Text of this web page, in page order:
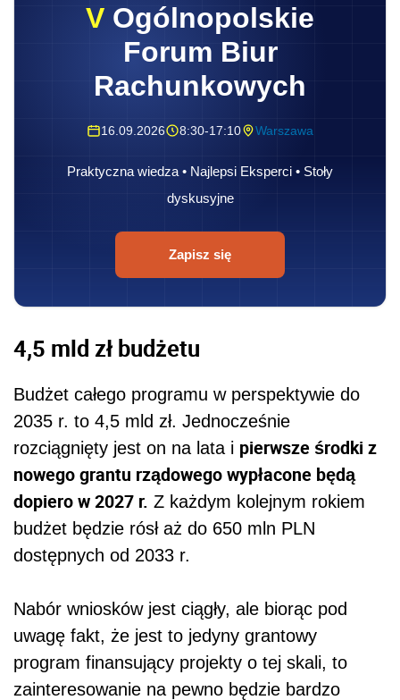
V Ogólnopolskie
Forum Biur
Rachunkowych
16.09.2026 8:30-17:10 Warszawa
Praktyczna wiedza • Najlepsi Eksperci • Stoły
dyskusyjne
Zapisz się
4,5 mld zł budżetu
Budżet całego programu w perspektywie do
2035 r. to 4,5 mld zł. Jednocześnie
rozciągnięty jest on na lata i pierwsze środki z
nowego grantu rządowego wypłacone będą
dopiero w 2027 r. Z każdym kolejnym rokiem
budżet będzie rósł aż do 650 mln PLN
dostępnych od 2033 r.
Nabór wniosków jest ciągły, ale biorąc pod
uwagę fakt, że jest to jedyny grantowy
program finansujący projekty o tej skali, to
zainteresowanie na pewno będzie bardzo